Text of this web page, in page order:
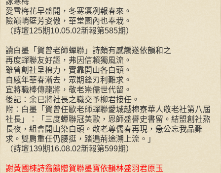
愛雪梅花早盛開，冬寒凜冽報春來。
險巔峭壁芳姿傲，華堂園內也奉栽。
（詩壇125期10.05.02新報第585期）
讀白墨「賀曾老師蟬聯」詩頗有感觸遂依韻和之
再度蟬聯友好謳，弗因信賴獨風流。
雖曾創社呈棉力，實靠開山各白頭。
自感年華春漸去，眾期鋒刃利難求。
宜將職棒傳龍將，敬老崇儒世代留。
後記：余已將社長之職交予柳君接任。
附：白墨「賀曾任歐老師蟬聯愛城越棉寮華人敬老社第八屆
社長」：「三度蟬聯冠美歐，恩師盛譽史書留。結盟創社熬
長夜，組會開山染白頭。敬老尊儒春再現，急公忘我品難
求。雙肩重任仍腰挺，踏遍荊途溯上流。」
（詩壇139期16.08.02新報第599期）
謝黃國棟詩翁饋贈賀聯墨寶依韻林盛羽君原玉